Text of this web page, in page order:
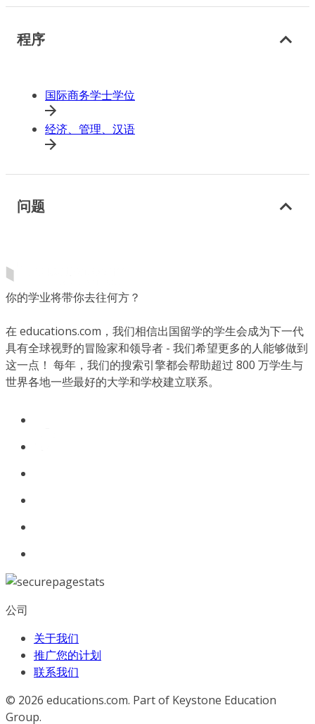
程序
国际商务学士学位
经济、管理、汉语
问题
你的学业将带你去往何方？
在 educations.com，我们相信出国留学的学生会成为下一代
具有全球视野的冒险家和领导者 - 我们希望更多的人能够做到
这一点！ 每年，我们的搜索引擎都会帮助超过 800 万学生与
世界各地一些最好的大学和学校建立联系。
公司
关于我们
推广您的计划
联系我们
© 2026 educations.com. Part of Keystone Education
Group.